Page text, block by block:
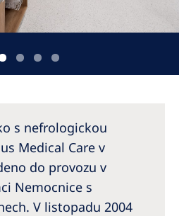
s nefrologickou
Medical Care v
do provozu v
Nemocnice s
V listopadu 2004